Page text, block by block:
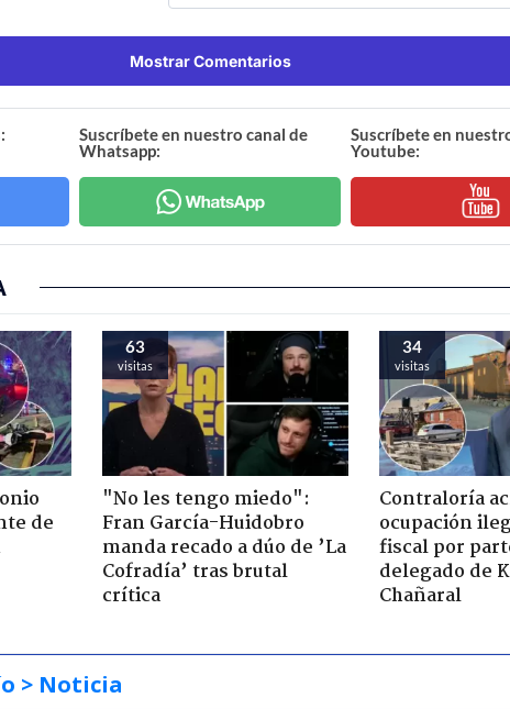
Mostrar Comentarios
Suscríbete en nuestro canal de
Whatsapp:
Suscríbete en
Youtube:
de
63
visitas
"No les tengo miedo":
Fran García-Huidobro
manda recado a dúo de ’La
Cofradía’ tras brutal
crítica
34
visitas
Contraloría
ocupación
fiscal por
delegado de
Chañaral
> Noticia